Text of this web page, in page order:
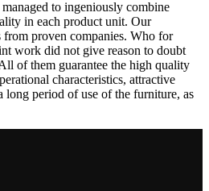
to ingeniously combine
in each product unit. Our
from proven companies. Who for
work did not give reason to doubt
of them guarantee the high quality
characteristics, attractive
long period of use of the furniture, as